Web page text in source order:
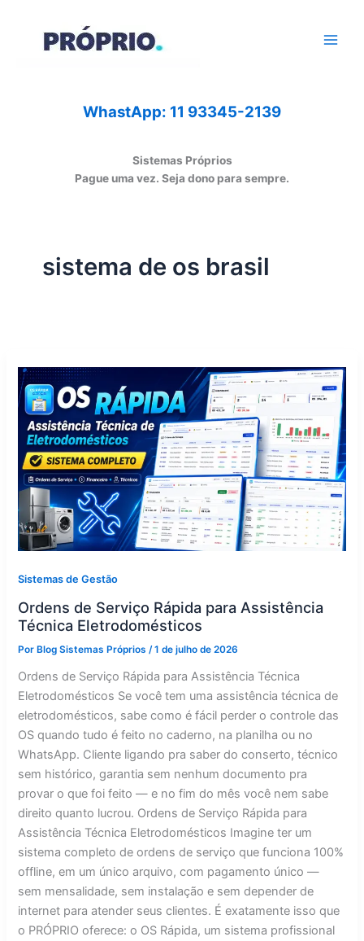
WhastApp: 11 93345-2139
Sistemas Próprios
Pague uma vez. Seja dono para sempre.
sistema de os brasil
Sistemas de Gestão
Ordens de Serviço Rápida para Assistência
Técnica Eletrodomésticos
PorBlog Sistemas Próprios/1 de julho de 2026
Ordens de Serviço Rápida para Assistência Técnica
Eletrodomésticos Se você tem uma assistência técnica de
eletrodomésticos, sabe como é fácil perder o controle das
OS quando tudo é feito no caderno, na planilha ou no
WhatsApp. Cliente ligando pra saber do conserto, técnico
sem histórico, garantia sem nenhum documento pra
provar o que foi feito — e no fim do mês você nem sabe
direito quanto lucrou. Ordens de Serviço Rápida para
Assistência Técnica Eletrodomésticos Imagine ter um
sistema completo de ordens de serviço que funciona 100%
offline, em um único arquivo, com pagamento único —
sem mensalidade, sem instalação e sem depender de
internet para atender seus clientes. É exatamente isso que
o PRÓPRIO oferece: o OS Rápida, um sistema profissional